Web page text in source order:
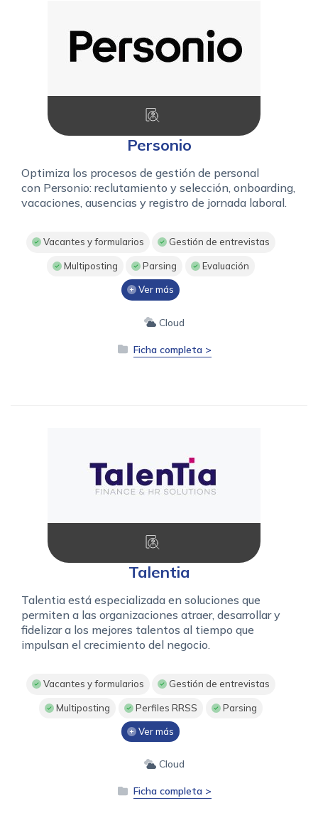
Personio
Optimiza los procesos de gestión de personal
con Personio: reclutamiento y selección, onboarding,
vacaciones, ausencias y registro de jornada laboral.
Vacantes y formularios Gestión de entrevistas
Multiposting Parsing Evaluación
Ver más
Cloud
Ficha completa >
Talentia
Talentia está especializada en soluciones que
permiten a las organizaciones atraer, desarrollar y
fidelizar a los mejores talentos al tiempo que
impulsan el crecimiento del negocio.
Vacantes y formularios Gestión de entrevistas
Multiposting Perfiles RRSS Parsing
Ver más
Cloud
Ficha completa >